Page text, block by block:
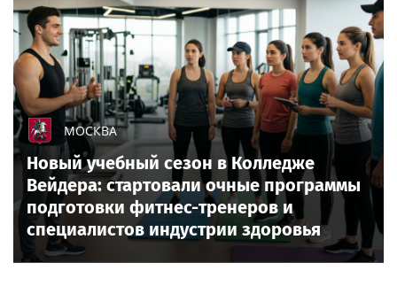
МОСКВА
Новый учебный сезон в Колледже
Вейдера: стартовали очные программы
подготовки фитнес-тренеров и
специалистов индустрии здоровья